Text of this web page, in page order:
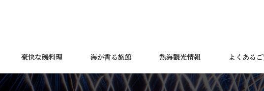
豪快な磯料理 海が香る旅館 熱海観光情報 よくある